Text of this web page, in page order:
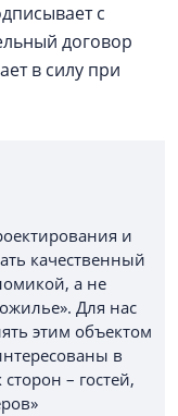
с
договор
в силу при
и
качественный
а не
Для нас
этим объектом
в
– гостей,